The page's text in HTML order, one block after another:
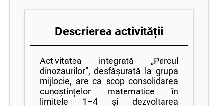
Descrierea activității
Activitatea integrată „Parcul
dinozaurilor”, desfășurată la grupa
mijlocie, are ca scop consolidarea
cunoștințelor matematice în
limitele 1–4 și dezvoltarea